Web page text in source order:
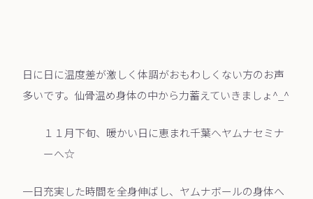
日に日に温度差が激しく体調がおもわしくない方のお声
多いです。仙骨温め身体の中から力蓄えていきましょ^_^
１１月下旬、暖かい日に恵まれ千葉へヤムナセミナ
ーへ☆
一日充実した時間を全身伸ばし、ヤムナボールの身体へ